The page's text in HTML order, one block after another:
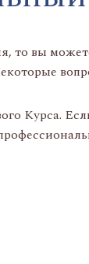
то вы
Курса.